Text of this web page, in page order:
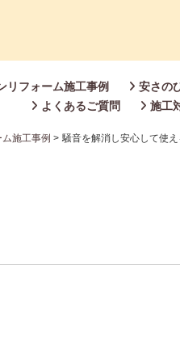
リフォーム施工事例 安さの
よくあるご質問
施工
施工事例 > 騒音を解消し安心して使